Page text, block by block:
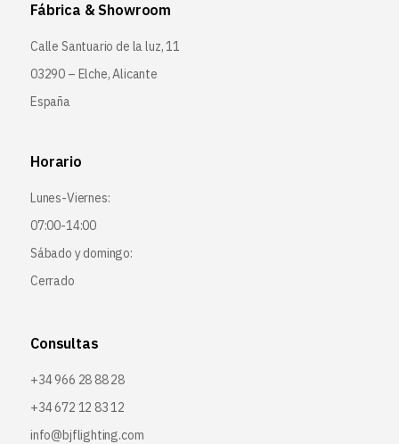
Fábrica & Showroom
Calle Santuario de la luz, 11
03290 – Elche, Alicante
España
Horario
Lunes-Viernes:
07:00-14:00
Sábado y domingo:
Cerrado
Consultas
+34 966 28 88 28
+34 672 12 83 12
info@bjflighting.com